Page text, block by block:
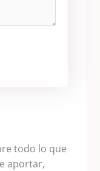
todo lo que
aportar,